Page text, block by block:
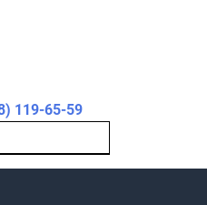
119-65-59